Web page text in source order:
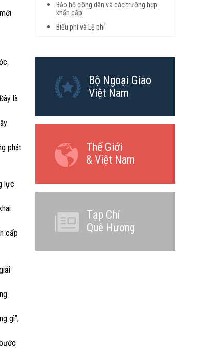
là
phát
lực
cấp
gì”,
Bảo hộ công dân và các trường hợp
khẩn cấp
Biểu phí và Lệ phí
Bộ Ngoại Giao
Việt Nam
Thế Giới
& Việt Nam
Tạp Chí
Quê Hương